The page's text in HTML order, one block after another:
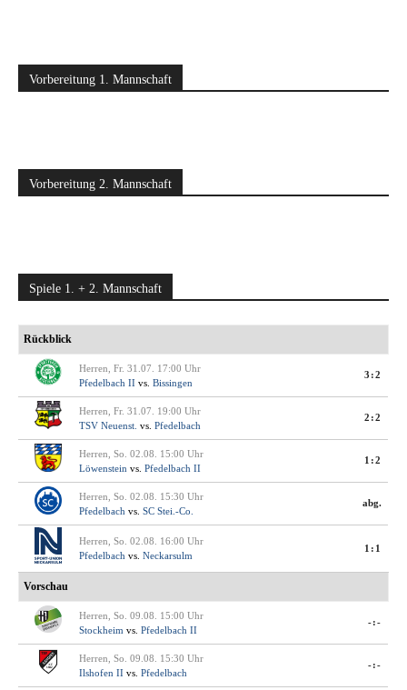
Vorbereitung 1. Mannschaft
Vorbereitung 2. Mannschaft
Spiele 1. + 2. Mannschaft
Rückblick
Herren, Fr. 31.07. 17:00 Uhr
Pfedelbach II vs. Bissingen
3:2
Herren, Fr. 31.07. 19:00 Uhr
TSV Neuenst. vs. Pfedelbach
2:2
Herren, So. 02.08. 15:00 Uhr
Löwenstein vs. Pfedelbach II
1:2
Herren, So. 02.08. 15:30 Uhr
Pfedelbach vs. SC Stei.-Co.
abg.
Herren, So. 02.08. 16:00 Uhr
Pfedelbach vs. Neckarsulm
1:1
Vorschau
Herren, So. 09.08. 15:00 Uhr
Stockheim vs. Pfedelbach II
-:-
Herren, So. 09.08. 15:30 Uhr
Ilshofen II vs. Pfedelbach
-:-